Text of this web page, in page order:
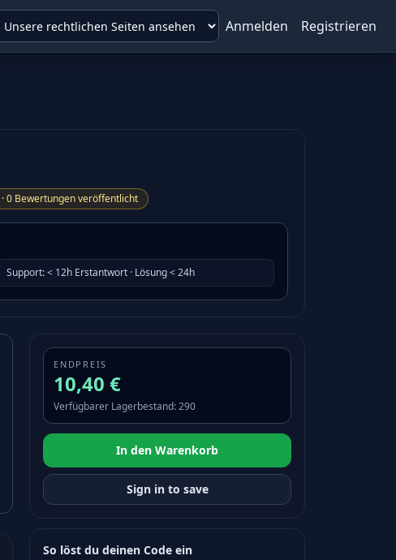
Anmelden Registrieren
·0 Bewertungen veröffentlicht
Support:< 12h Erstantwort · Lösung < 24h
ENDPREIS
10,40 €
Verfügbarer Lagerbestand:290
In den Warenkorb
Sign in to save
So löst du deinen Code ein